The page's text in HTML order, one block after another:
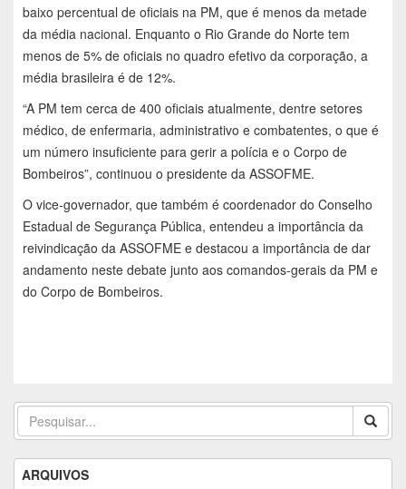
baixo percentual de oficiais na PM, que é menos da metade
da média nacional. Enquanto o Rio Grande do Norte tem
menos de 5% de oficiais no quadro efetivo da corporação, a
média brasileira é de 12%.
“A PM tem cerca de 400 oficiais atualmente, dentre setores
médico, de enfermaria, administrativo e combatentes, o que é
um número insuficiente para gerir a polícia e o Corpo de
Bombeiros”, continuou o presidente da ASSOFME.
O vice-governador, que também é coordenador do Conselho
Estadual de Segurança Pública, entendeu a importância da
reivindicação da ASSOFME e destacou a importância de dar
andamento neste debate junto aos comandos-gerais da PM e
do Corpo de Bombeiros.
ARQUIVOS